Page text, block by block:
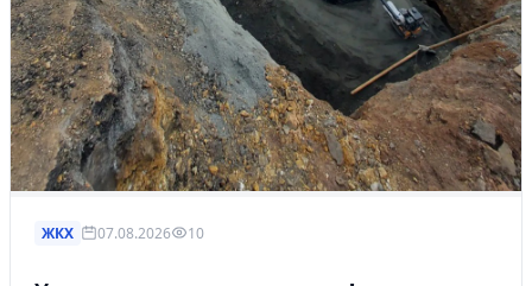
ЖКХ 07.08.2026 10